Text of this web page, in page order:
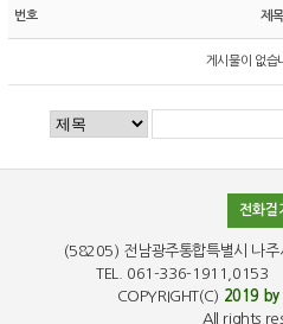
번호 제목
게시물이 없습
전화걸
(58205) 전남광주통합특별시 나
TEL. 061-336-
COPYRIGHT(C) 2019 by
All rights